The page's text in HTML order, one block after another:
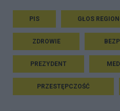
PIS GŁOS
ZDROWIE
PREZYDENT
PRZESTĘPCZOŚĆ